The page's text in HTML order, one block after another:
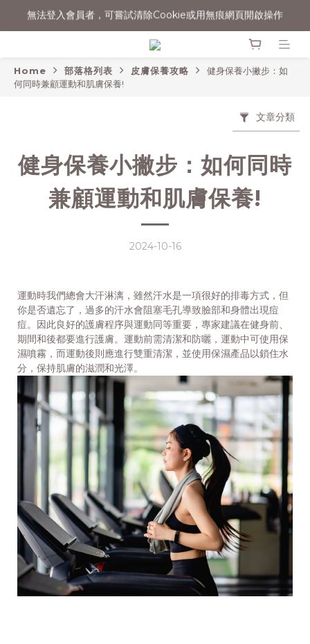
消費滿$1500宅配免運
消費滿$1500宅配免運
Home 部落格列表 皮膚保養攻略
健身保養小撇步：如
何同時兼顧運動和肌膚保養!
文章分類
健身保養小撇步：如何同時
兼顧運動和肌膚保養!
2024-10-16
運動時我們總會大汗淋漓，雖然汗水是一項很好的排毒方式，但
你是否遺忘了，過多的汗水會阻塞毛孔導致臉部和身體出現痘
痘。因此良好的護膚程序與運動同等重要，專家建議在健身前、
期間和後都要進行護膚。運動前需清潔和防曬，運動中可使用保
濕噴霧，而運動後則應進行雙重清潔，並使用保濕產品以鎖住水
分，保持肌膚的滋潤和光澤。